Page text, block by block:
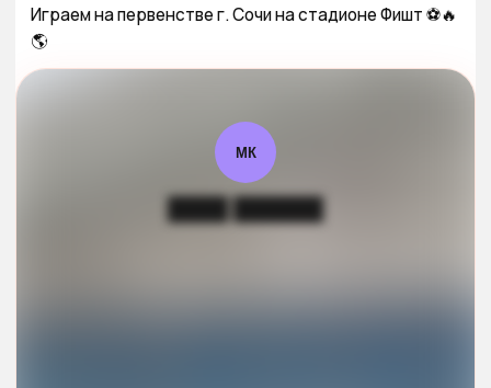
Играем на первенстве г. Сочи на стадионе Фишт ⚽️🔥
🌎
МК
████ ██████